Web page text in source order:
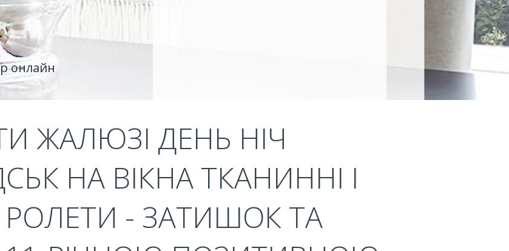
онлайн
ЖАЛЮЗІ ДЕНЬ НІЧ
НА ВІКНА ТКАНИННІ І
РОЛЕТИ - ЗАТИШОК ТА